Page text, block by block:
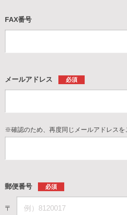
FAX番号
メールアドレス 必須
※確認のため、再度同じメールアドレスを
郵便番号 必須
〒